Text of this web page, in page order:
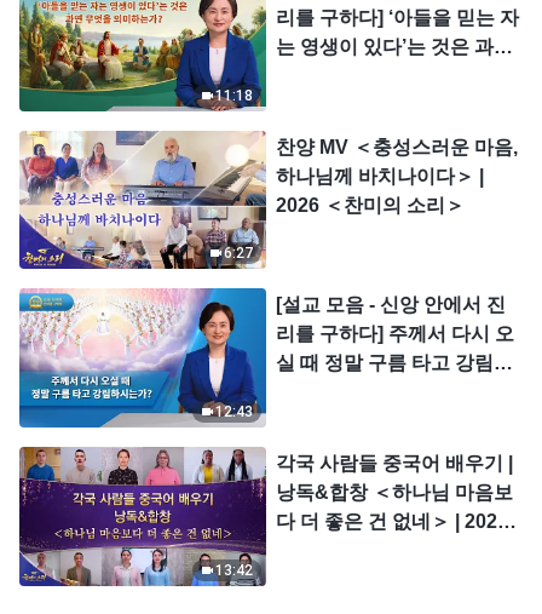
11:18
리를 구하다] ‘아들을 믿는 자
는 영생이 있다’는 것은 과연
6:27
찬양 MV ＜충성스러운 마음,
하나님께 바치나이다＞ |
2026 ＜찬미의 소리＞
12:43
[설교 모음 - 신앙 안에서 진
리를 구하다] 주께서 다시 오
실 때 정말 구름 타고 강림하
13:42
각국 사람들 중국어 배우기 |
낭독&합창 ＜하나님 마음보
다 더 좋은 건 없네＞ | 2026